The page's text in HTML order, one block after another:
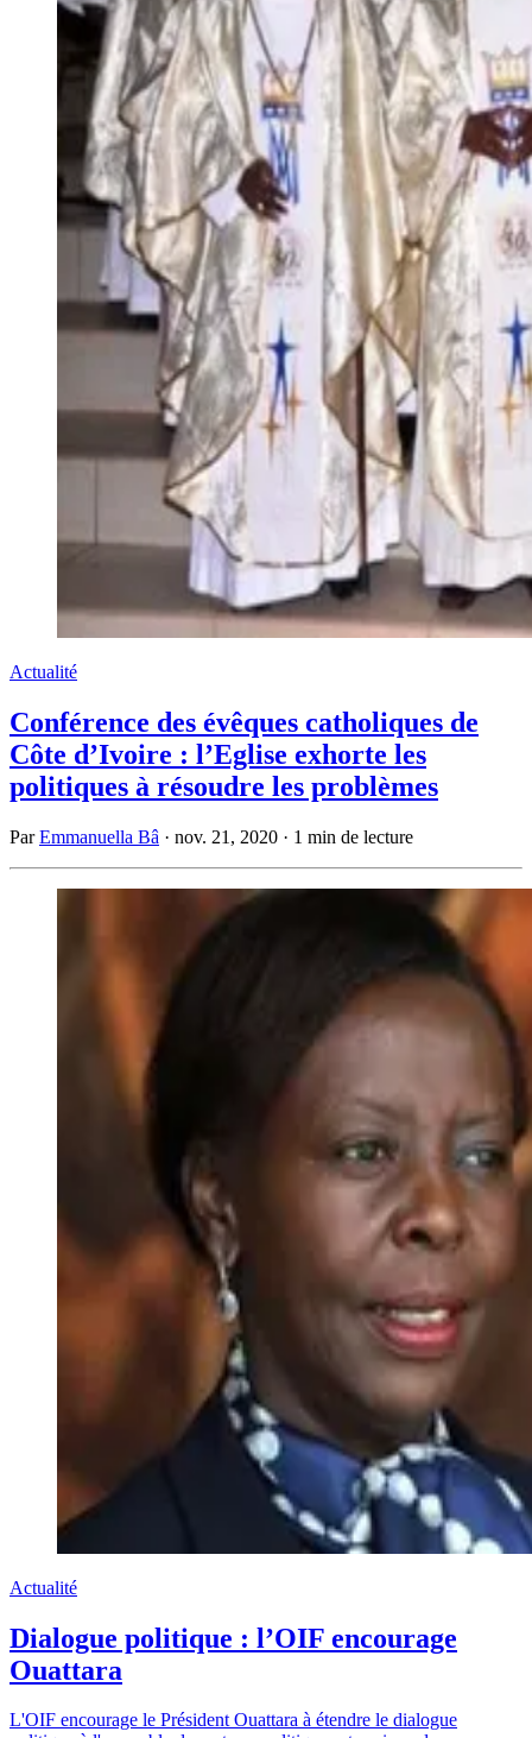
Actualité
Conférence des évêques catholiques de
Côte d’Ivoire : l’Eglise exhorte les
politiques à résoudre les problèmes
ParEmmanuella Bâ · nov. 21, 2020 · 1 min de lecture
Actualité
Dialogue politique : l’OIF encourage
Ouattara
L'OIF encourage le Président Ouattara à étendre le dialogue